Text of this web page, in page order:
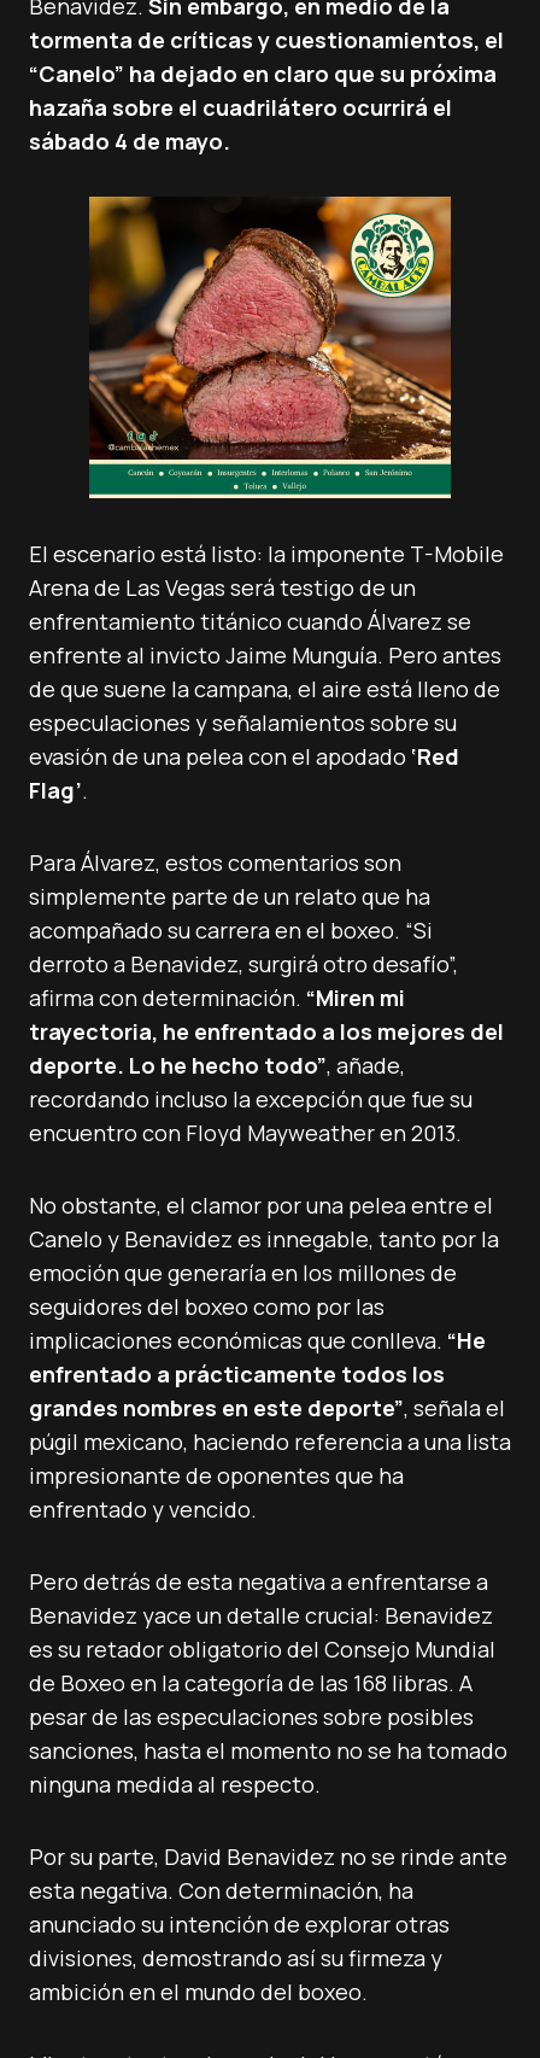
Benavidez. Sin embargo, en medio de la
tormenta de críticas y cuestionamientos, el
“Canelo” ha dejado en claro que su próxima
hazaña sobre el cuadrilátero ocurrirá el
sábado 4 de mayo.
El escenario está listo: la imponente T-Mobile
Arena de Las Vegas será testigo de un
enfrentamiento titánico cuando Álvarez se
enfrente al invicto Jaime Munguía. Pero antes
de que suene la campana, el aire está lleno de
especulaciones y señalamientos sobre su
evasión de una pelea con el apodado ‘Red
Flag’.
Para Álvarez, estos comentarios son
simplemente parte de un relato que ha
acompañado su carrera en el boxeo. “Si
derroto a Benavidez, surgirá otro desafío”,
afirma con determinación. “Miren mi
trayectoria, he enfrentado a los mejores del
deporte. Lo he hecho todo”, añade,
recordando incluso la excepción que fue su
encuentro con Floyd Mayweather en 2013.
No obstante, el clamor por una pelea entre el
Canelo y Benavidez es innegable, tanto por la
emoción que generaría en los millones de
seguidores del boxeo como por las
implicaciones económicas que conlleva. “He
enfrentado a prácticamente todos los
grandes nombres en este deporte”, señala el
púgil mexicano, haciendo referencia a una lista
impresionante de oponentes que ha
enfrentado y vencido.
Pero detrás de esta negativa a enfrentarse a
Benavidez yace un detalle crucial: Benavidez
es su retador obligatorio del Consejo Mundial
de Boxeo en la categoría de las 168 libras. A
pesar de las especulaciones sobre posibles
sanciones, hasta el momento no se ha tomado
ninguna medida al respecto.
Por su parte, David Benavidez no se rinde ante
esta negativa. Con determinación, ha
anunciado su intención de explorar otras
divisiones, demostrando así su firmeza y
ambición en el mundo del boxeo.